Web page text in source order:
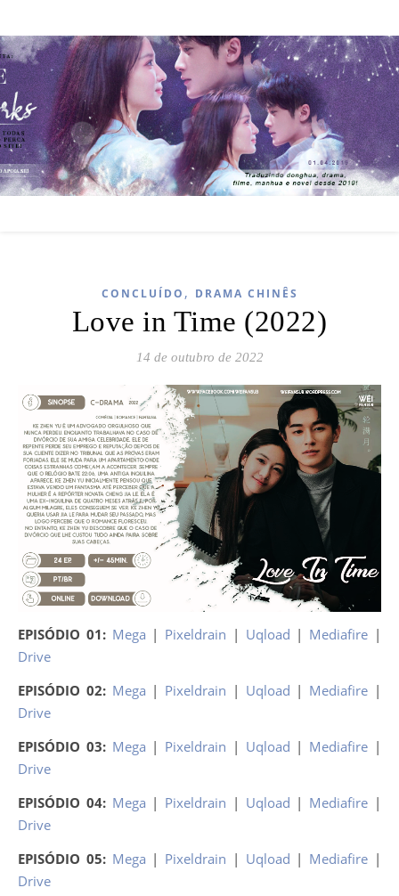
CONCLUÍDO , DRAMA CHINÊS
Love in Time (2022)
14 de outubro de 2022
EPISÓDIO 01: Mega | Pixeldrain | Uqload | Mediafire |
Drive
EPISÓDIO 02: Mega | Pixeldrain | Uqload | Mediafire |
Drive
EPISÓDIO 03: Mega | Pixeldrain | Uqload | Mediafire |
Drive
EPISÓDIO 04: Mega | Pixeldrain | Uqload | Mediafire |
Drive
EPISÓDIO 05: Mega | Pixeldrain | Uqload | Mediafire |
Drive